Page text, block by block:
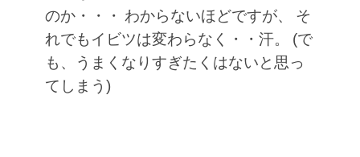
のか・・・ わからないほどですが、
そ
れでもイビツは変わらなく・・汗。
(で
も、うまくなりすぎたくはないと思っ
てしまう)